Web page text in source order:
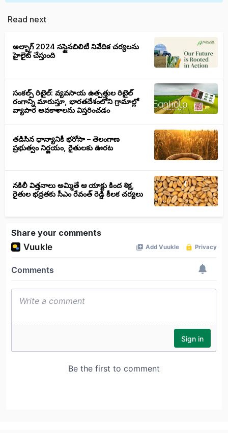
Read next
అల్బాగ్ 2024 సస్టైనబిలిటీ నివేదిక చర్యలను
హైలైట్ చేస్తుంది
సంకల్ప్ రిటైల్: వ్యవసాయ ఉత్పత్తుల రిటైల్
రంగాన్ని మారుస్తూ, భారతదేశంలోని గ్రామాల్లో
వ్యాపార అవకాశాలను విస్తరించడం
తడిసిన ధాన్యానికీ భరోసా – తెలంగాణ
ప్రభుత్వం నిర్ణయం, రైతులకు ఊరట
నకిలీ విత్తనాలు అమ్మితే ఆ యాక్టు కింద శిక్ష,
రైతుల భద్రతకు సీఎం రేవంత్ రెడ్డి కీలక చర్యలు
Share your comments